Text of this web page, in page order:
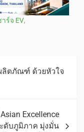
ร์จ EV,
ผลิตภัณฑ์ ด้วยหัวใจ
Excellence
ดับภูมิภาค มุ่งมั่น